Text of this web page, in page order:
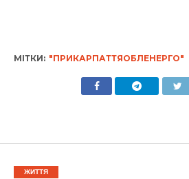
МІТКИ: "ПРИКАРПАТТЯОБЛЕНЕРГО"
ЖИТТЯ